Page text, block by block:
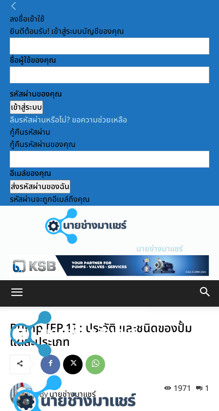
ลงชื่อเข้าใช้
ยินดีต้อนรับ! เข้าสู่ระบบบัญชีของคุณ
ชื่อผู้ใช้ของคุณ
รหัสผ่านของคุณ
ลืมรหัสผ่านหรือไม่? ขอความช่วยเหลือ
กู้คืนรหัสผ่าน
กู้คืนรหัสผ่านของคุณ
อีเมล์ของคุณ
รหัสผ่านจะถูกอีเมล์ถึงคุณ
นายช่างมาแชร์
Pump [EP.1] : ประวัติ และชนิดของปั้ม
แต่ละประเภท
1
1971
Byนายช่างมาแชร์